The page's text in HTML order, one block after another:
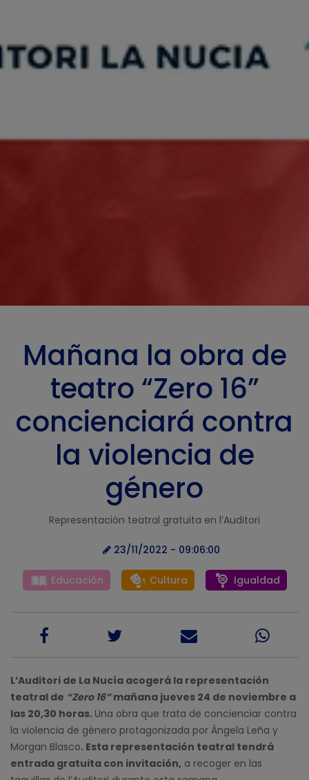
Mañana la obra de
teatro “Zero 16”
concienciará contra
la violencia de
género
Representación teatral gratuita en l’Auditori
23/11/2022 - 09:06:00
Educación Cultura Igualdad
L’Auditori de La Nucía acogerá la representación
teatral de “Zero 16”mañana jueves 24 de noviembre a
las 20,30 horas. Una obra que trata de concienciar contra
la violencia de género protagonizada por Ángela Leña y
Morgan Blasco. Esta representación teatral tendrá
entrada gratuita con invitación, a recoger en las